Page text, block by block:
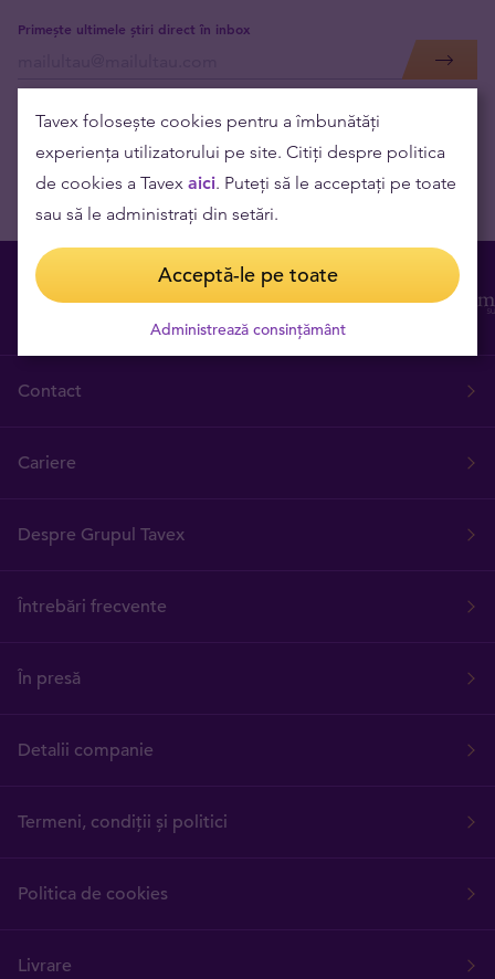
Primește ultimele știri direct în inbox
Contact
Cariere
Despre Grupul Tavex
Întrebări frecvente
În presă
Detalii companie
Termeni, condiții și politici
Politica de cookies
Livrare
Tavex folosește cookies pentru a îmbunătăți
experiența utilizatorului pe site. Citiți despre politica
de cookies a Tavex aici. Puteți să le acceptați pe toate
sau să le administrați din setări.
Acceptă-le pe toate
Administrează consințământ